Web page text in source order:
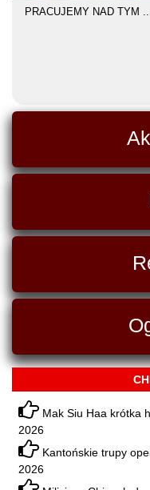
PRACUJEMY NAD TYM
Mak Siu Haa krótka
2026
Kantońskie trupy
2026